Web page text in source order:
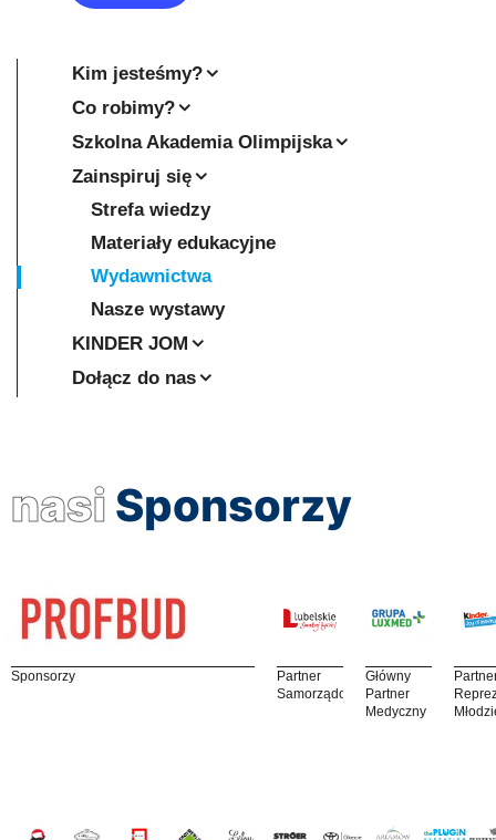
Kim jesteśmy?
Co robimy?
Szkolna Akademia Olimpijska
Zainspiruj się
Strefa wiedzy
Materiały edukacyjne
Wydawnictwa
Nasze wystawy
KINDER JOM
Dołącz do nas
nasi Sponsorzy
Sponsorzy
Partner
Samorządowy
Główny
Partner
Medyczny